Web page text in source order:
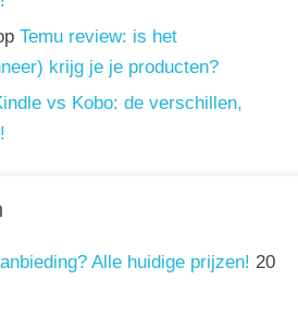
Temu review: is het
krijg je je producten?
vs Kobo: de verschillen,
Alle huidige prijzen! 20